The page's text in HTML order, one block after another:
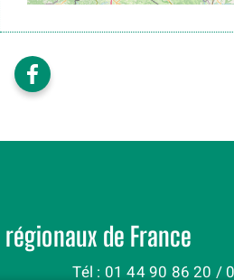
de France
Tél : 01 44 90 86 20 /